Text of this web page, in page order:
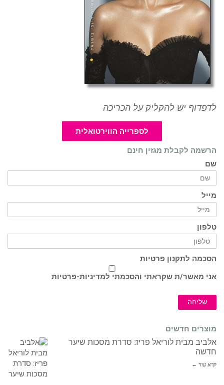
לדפדוף יש להקליק על הכריכה
לספרייה הווירטואלית
הרשמה לקבלת מגזין חינם
שם
מייל
טלפון
הסכמה לתקנון פרטיות
אני מאשר/ת שקראתי והסכמתי למדיניות-פרטיות
שליחה
מוצרים חדשים
אלביב מבית לוריאל פריז: סדרת מסכות שיער
חדשה
קרא עוד ←